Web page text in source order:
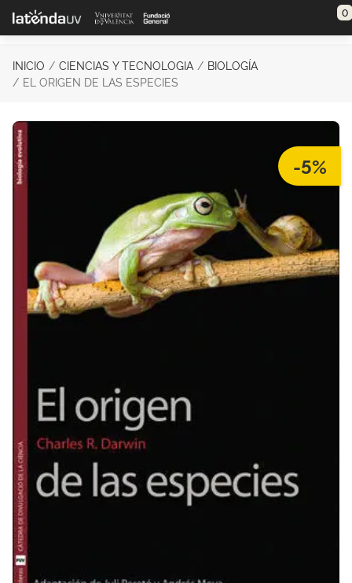
Saltar al contenido principal 0
INICIO CIENCIAS Y TECNOLOGIA
BIOLOGÍA
EL ORIGEN DE LAS ESPECIES
-5%